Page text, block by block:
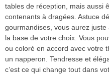
tables de réception, mais aussi
contenants à dragées. Astuce
gourmandises, vous aurez
la base de votre choix. Vous
ou coloré en accord avec votre
un napperon. Tendresse et
c’est ce qui change tout dans